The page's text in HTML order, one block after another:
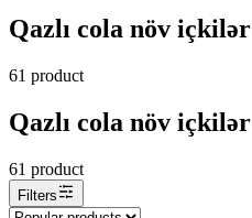
Qazlı cola növ içkilər
61 product
Qazlı cola növ içkilər
61 product
Filters